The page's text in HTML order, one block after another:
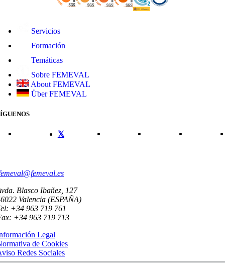
Servicios
Formación
Temáticas
Sobre FEMEVAL
About FEMEVAL
Über FEMEVAL
Blasco Ibañez, 127
Valencia (ESPAÑA)
+34 963 719 761
+34 963 719 713
Legal
de Cookies
Redes Sociales